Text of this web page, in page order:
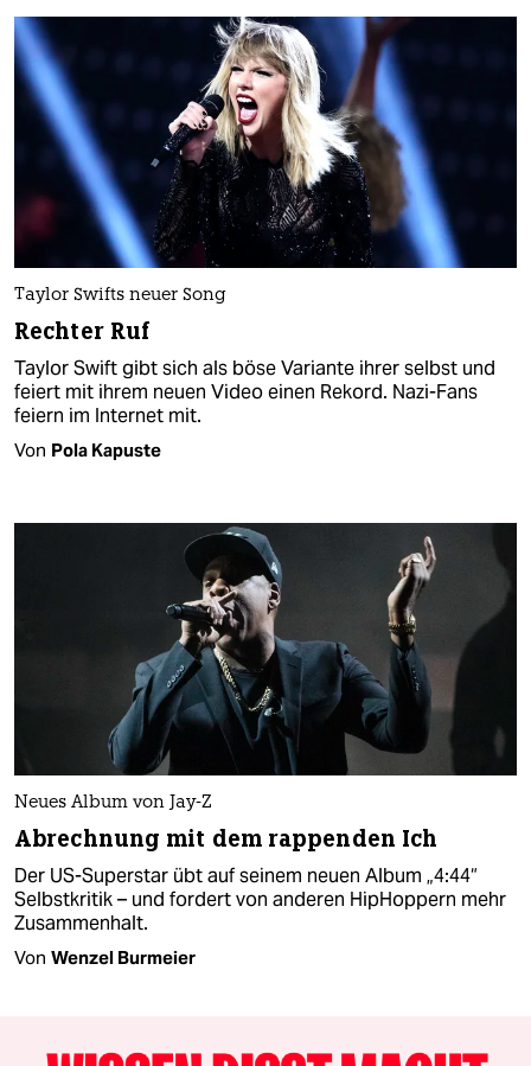
Taylor Swifts neuer Song
Rechter Ruf
Taylor Swift gibt sich als böse Variante ihrer selbst und
feiert mit ihrem neuen Video einen Rekord. Nazi-Fans
feiern im Internet mit.
Von Pola Kapuste
Neues Album von Jay-Z
Abrechnung mit dem rappenden Ich
Der US-Superstar übt auf seinem neuen Album „4:44“
Selbstkritik – und fordert von anderen HipHoppern mehr
Zusammenhalt.
Von Wenzel Burmeier